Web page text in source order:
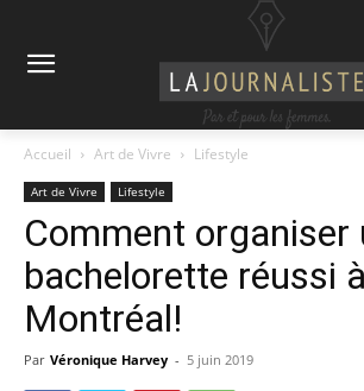
Accueil Art de Vivre Lifestyle
Art de Vivre Lifestyle
Comment organiser
bachelorette réussi à
Montréal!
Par Véronique Harvey - 5 juin 2019